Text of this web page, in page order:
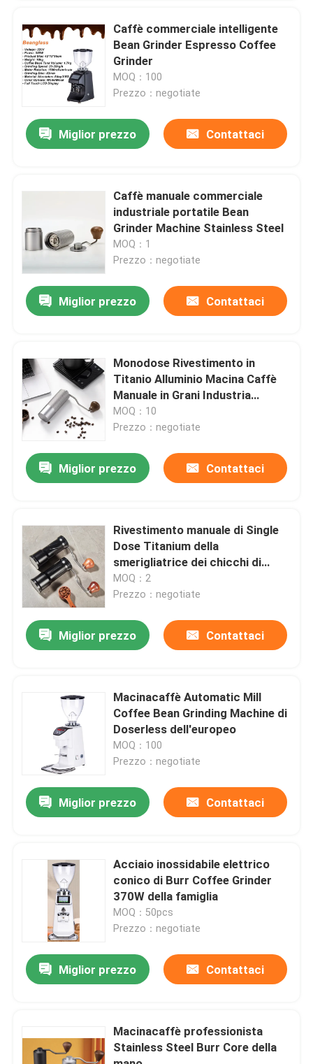
Prodotti
Mostra VR
Circa noi
Controllo di qualità
Contattici
Casi
Burr Coffee Grinder
Caffè commerciale intelligente
Bean Grinder Espresso Coffee
Grinder
MOQ：100
Prezzo：negotiate
Miglior prezzo Contattaci
Caffè manuale commerciale
industriale portatile Bean
Grinder Machine Stainless Steel
MOQ：1
Prezzo：negotiate
Miglior prezzo Contattaci
Monodose Rivestimento in
Titanio Alluminio Macina Caffè
Manuale in Grani Industria
Macina Conica
MOQ：10
Prezzo：negotiate
Miglior prezzo Contattaci
Rivestimento manuale di Single
Dose Titanium della
smerigliatrice dei chicchi di
caffè dell'ente conico di
industria
MOQ：2
Prezzo：negotiate
Miglior prezzo Contattaci
Macinacaffè Automatic Mill
Coffee Bean Grinding Machine di
Doserless dell'europeo
MOQ：100
Prezzo：negotiate
Miglior prezzo Contattaci
Acciaio inossidabile elettrico
conico di Burr Coffee Grinder
370W della famiglia
MOQ：50pcs
Prezzo：negotiate
Miglior prezzo Contattaci
Macinacaffè professionista
Stainless Steel Burr Core della